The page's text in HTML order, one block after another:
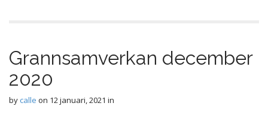
o
o
k
Grannsamverkan december
2020
by calle on 12 januari, 2021 in